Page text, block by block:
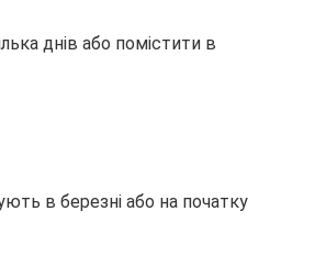
днів або помістити в
в березні або на початку